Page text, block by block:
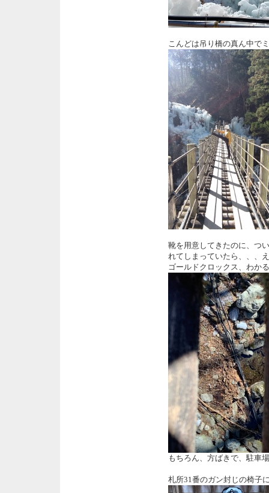
こんどは吊り橋の真ん中で
靴を用意してきたのに、つ
れてしまっていたら、、、
ゴールドクロックス、わか
もちろん、方ばきで、駐車
札所31番のガン封じの椅子